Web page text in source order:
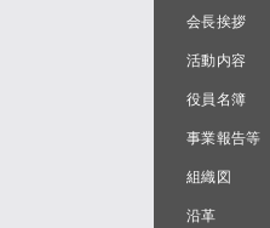
会長挨拶
活動内容
役員名簿
事業報告等
組織図
沿革